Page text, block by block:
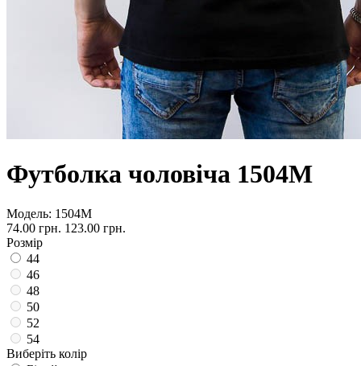
Футболка чоловіча 1504М
Модель: 1504М
74.00 грн. 123.00 грн.
Розмір
44
46
48
50
52
54
Виберіть колір